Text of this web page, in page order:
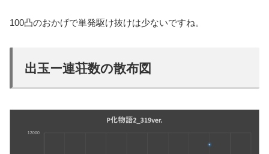
100凸のおかげで単発駆け抜けは少ないですね。
出玉ー連荘数の散布図